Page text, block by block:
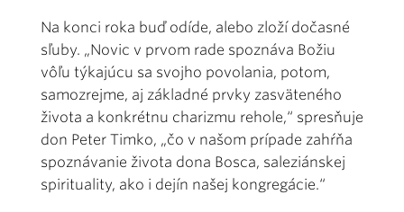
Na konci roka buď odíde, alebo zloží dočasné
sľuby. „Novic v prvom rade spoznáva Božiu
vôľu týkajúcu sa svojho povolania, potom,
samozrejme, aj základné prvky zasväteného
života a konkrétnu charizmu rehole,“ spresňuje
don Peter Timko, „čo v našom prípade zahŕňa
spoznávanie života dona Bosca, saleziánskej
spirituality, ako i dejín našej kongregácie.“